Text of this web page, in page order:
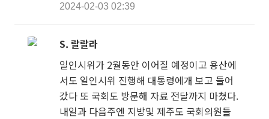
2024-02-03 02:39
S. 랄랄라
일인시위가 2월동안 이어질 예정이고 용산에
서도 일인시위 진행해 대통령에개 보고 들어
갔다 또 국회도 방문해 자료 전달까지 마쳤다.
내일과 다음주엔 지방및 제주도 국회의원들